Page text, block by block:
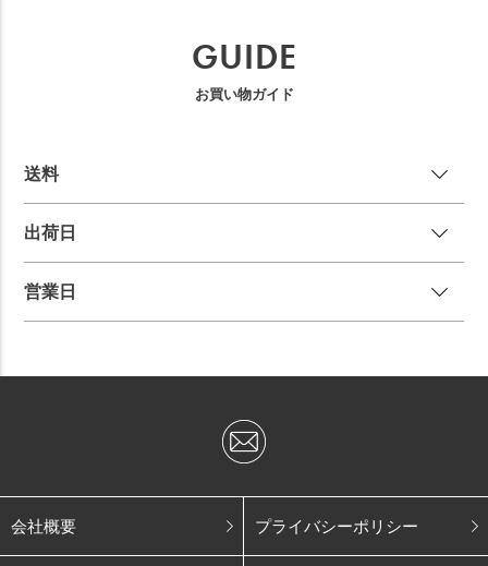
GUIDE
お買い物ガイド
送料
出荷日
営業日
会社概要 プライバシーポリシー